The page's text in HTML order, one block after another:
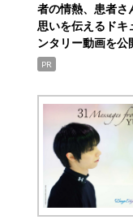
者の情熱、患者さ
思いを伝えるドキ
ンタリー動画を公
PR